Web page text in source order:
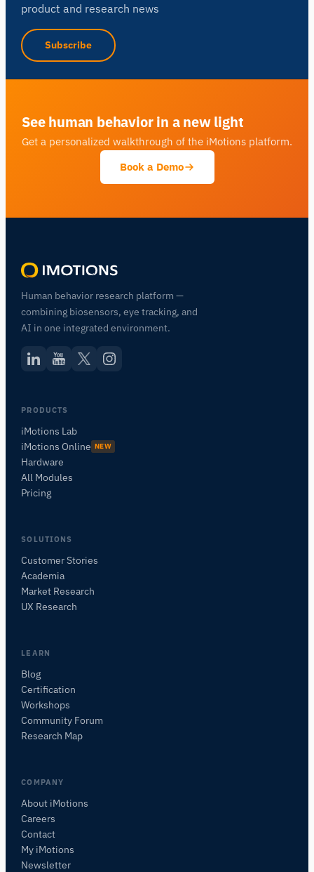
product and research news
Subscribe
See human behavior in a new light
Get a personalized walkthrough of the iMotions platform.
Book a Demo
Human behavior research platform —
combining biosensors, eye tracking, and
AI in one integrated environment.
PRODUCTS
iMotions Lab
iMotions Online NEW
Hardware
All Modules
Pricing
SOLUTIONS
Customer Stories
Academia
Market Research
UX Research
LEARN
Blog
Certification
Workshops
Community Forum
Research Map
COMPANY
About iMotions
Careers
Contact
My iMotions
Newsletter
研究方法、製品、センサー、SDK、リソースに
このページについて質問
このセンサーを説明